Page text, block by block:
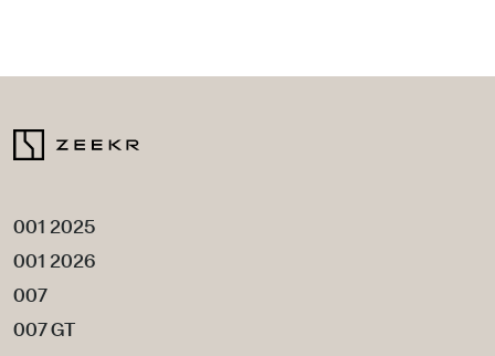
001 2025
001 2026
007
007 GT